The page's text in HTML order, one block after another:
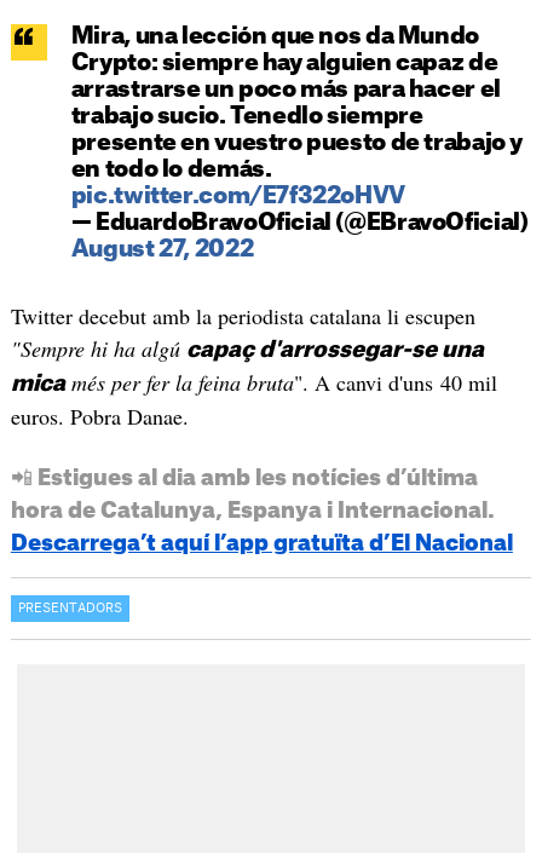
Mira, una lección que nos da Mundo
Crypto: siempre hay alguien capaz de
arrastrarse un poco más para hacer el
trabajo sucio. Tenedlo siempre
presente en vuestro puesto de trabajo y
en todo lo demás.
pic.twitter.com/E7f322oHVV
— EduardoBravoOficial (@EBravoOficial)
August 27, 2022
Twitter decebut amb la periodista catalana li escupen
"Sempre hi ha algú capaç d'arrossegar-se una
micamés per fer la feina bruta". A canvi d'uns 40 mil
euros. Pobra Danae.
📲 Estigues al dia amb les notícies d’última
hora de Catalunya, Espanya i Internacional.
Descarrega’t aquí l’app gratuïta d’El Nacional
PRESENTADORS